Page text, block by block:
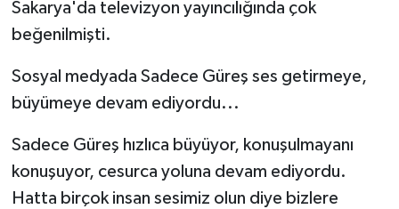
Sakarya'da televizyon yayıncılığında çok
beğenilmişti.
Sosyal medyada Sadece Güreş ses getirmeye,
büyümeye devam ediyordu...
Sadece Güreş hızlıca büyüyor, konuşulmayanı
konuşuyor, cesurca yoluna devam ediyordu.
Hatta birçok insan sesimiz olun diye bizlere